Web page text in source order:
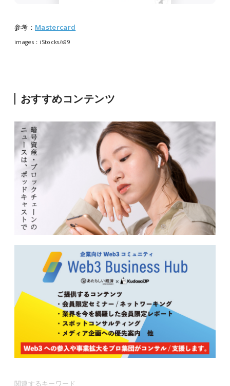
参考： Mastercard
images：iStocks/s99
おすすめコンテンツ
関連するキーワード